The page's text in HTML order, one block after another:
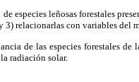
leñosas forestales
relacionarlas con variables del
de las especies forestales de
radiación solar.